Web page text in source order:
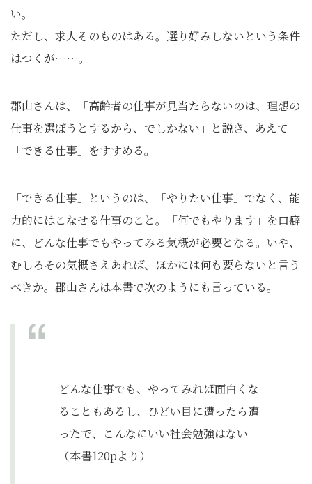
い。
ただし、求人そのものはある。選り好みしないという条件
はつくが……。
郡山さんは、「高齢者の仕事が見当たらないのは、理想の
仕事を選ぼうとするから、でしかない」と説き、あえて
「できる仕事」をすすめる。
「できる仕事」というのは、「やりたい仕事」でなく、能
力的にはこなせる仕事のこと。「何でもやります」を口癖
に、どんな仕事でもやってみる気概が必要となる。いや、
むしろその気概さえあれば、ほかには何も要らないと言う
べきか。郡山さんは本書で次のようにも言っている。
どんな仕事でも、やってみれば面白くな
ることもあるし、ひどい目に遭ったら遭
ったで、こんなにいい社会勉強はない
（本書120pより）